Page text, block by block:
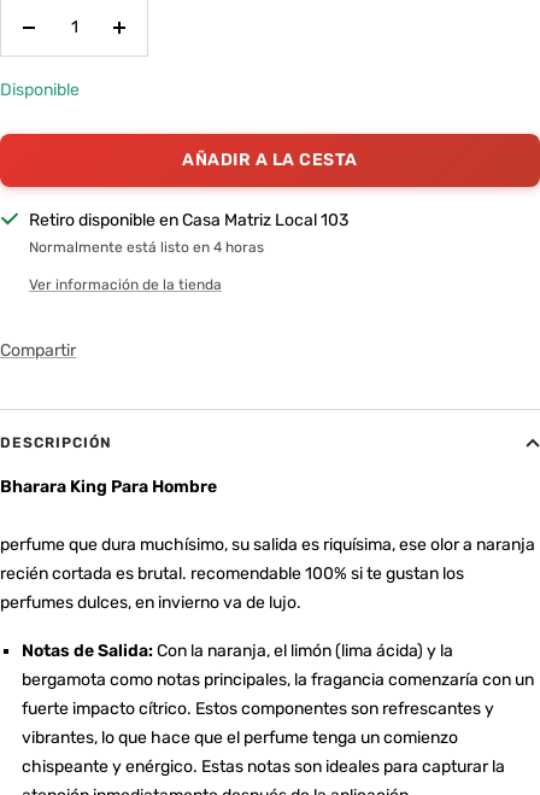
Decrecer
Aumentar
Disponible
AÑADIR A LA CESTA
Retiro disponible en Casa Matriz Local 103
Normalmente está listo en 4 horas
Ver información de la tienda
Compartir
DESCRIPCIÓN
Bharara King Para Hombre
perfume que dura muchísimo, su salida es riquísima, ese olor a naranja
recién cortada es brutal. recomendable 100% si te gustan los
perfumes dulces, en invierno va de lujo.
Notas de Salida:Con la naranja, el limón (lima ácida) y la
bergamota como notas principales, la fragancia comenzaría con un
fuerte impacto cítrico. Estos componentes son refrescantes y
vibrantes, lo que hace que el perfume tenga un comienzo
chispeante y enérgico. Estas notas son ideales para capturar la